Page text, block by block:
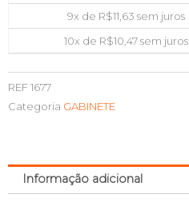
9x de R$11,63 sem juros
10x de R$10,47sem juros
REF1677
Categoria GABINETE
Informação adicional